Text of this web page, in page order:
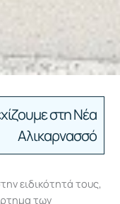
στη Νέα
Αλικαρνασσό
ειδικότητά τους,
των